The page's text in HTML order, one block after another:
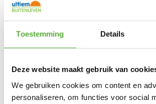
Toestemming Details
Deze website maakt gebruik van
We gebruiken cookies om content en
personaliseren, om functies voor social
Weber